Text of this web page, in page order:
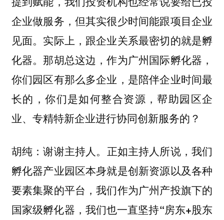
企业做服务，但其实很少时间能跟项目企业
见面。实际上，跟企业关系最密切的就是孵
化器。那胡总这边，作为广州国际孵化器，
你们园区有那么多企业，是陪伴企业时间最
长的，你们是如何整合资源，帮助园区企
业、专精特新企业进行协同创新服务的？
胡纯：谢谢主持人。正如主持人所说，我们
孵化器产业园区本身就是创新资源以及各种
要素集聚的平台，我们作为广州产投旗下的
国家级孵化器，我们也一直坚持“房东+股东